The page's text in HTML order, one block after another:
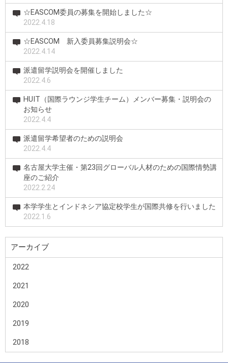
☆EASCOM委員の募集を開始しました☆
2022.4.18
☆EASCOM 新入委員募集説明会☆
2022.4.14
派遣留学説明会を開催しました
2022.4.6
HUIT（国際ラウンジ学生チーム）メンバー募集・説明会の
お知らせ
2022.4.4
派遣留学希望者のための説明会
2022.4.4
名古屋大学主催・第23回グローバル人材のための国際情勢講
座のご紹介
2022.2.24
本学学生とインドネシア協定校学生が国際共修を行いました
2022.1.6
アーカイブ
2022
2021
2020
2019
2018